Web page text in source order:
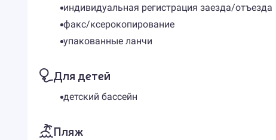
индивидуальная регистрация заезда/отъезда
факс/ксерокопирование
упакованные ланчи
Для детей
детский бассейн
Пляж